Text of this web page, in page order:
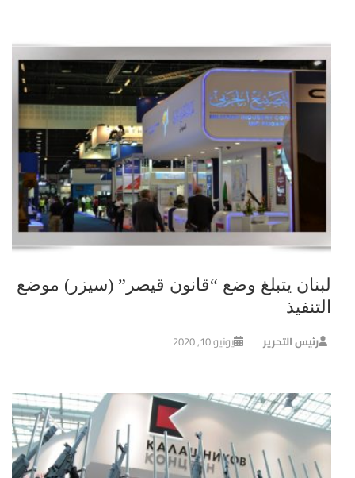
لبنان يتبلغ وضع “قانون قيصر” (سيزر) موضع
التنفيذ
رئيس التحرير يونيو 10, 2020